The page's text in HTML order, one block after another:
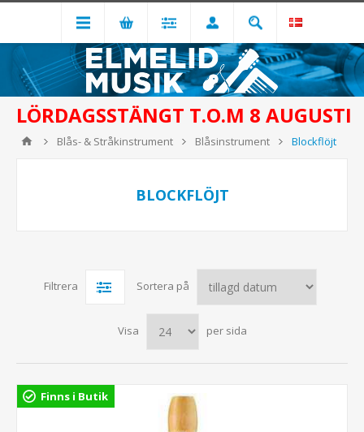
LÖRDAGSSTÄNGT T.O.M 8 AUGUSTI
Blås- & Stråkinstrument Blåsinstrument Blockflöjt
BLOCKFLÖJT
Filtrera Sortera på
Visa per sida
Finns i Butik